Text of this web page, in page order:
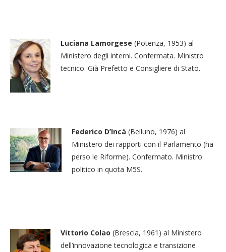
Luciana Lamorgese (Potenza, 1953) al
Ministero degli interni. Confermata. Ministro
tecnico. Già Prefetto e Consigliere di Stato.
Federico D’Incà (Belluno, 1976) al
Ministero dei rapporti con il Parlamento (ha
perso le Riforme). Confermato. Ministro
politico in quota M5S.
Vittorio Colao (Brescia, 1961) al Ministero
dell’innovazione tecnologica e transizione